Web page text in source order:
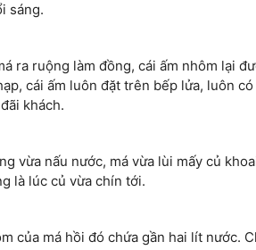
sáng.
ra ruộng làm đồng, cái ấm nhôm lại
cái ấm luôn đặt trên bếp lửa, luôn
khách.
vừa nấu nước, má vừa lùi mấy củ
là lúc củ vừa chín tới.
của má hồi đó chứa gần hai lít nước.